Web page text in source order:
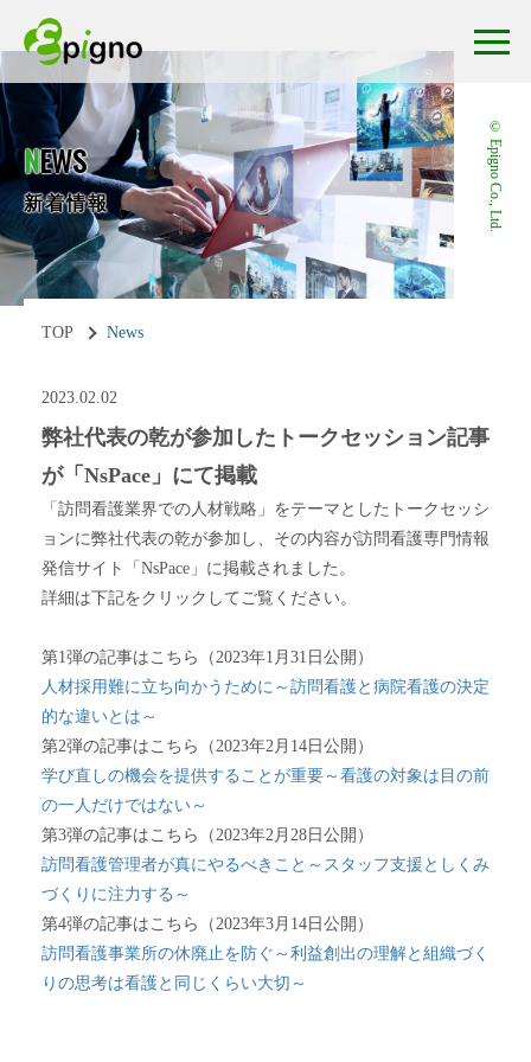
NEWS
新着情報 © Epigno Co., Ltd.
TOP News
2023.02.02
弊社代表の乾が参加したトークセッション記事
が「NsPace」にて掲載
「訪問看護業界での人材戦略」をテーマとしたトークセッシ
ョンに弊社代表の乾が参加し、その内容が訪問看護専門情報
発信サイト「NsPace」に掲載されました。
詳細は下記をクリックしてご覧ください。
第1弾の記事はこちら（2023年1月31日公開）
人材採用難に立ち向かうために～訪問看護と病院看護の決定
的な違いとは～
第2弾の記事はこちら（2023年2月14日公開）
学び直しの機会を提供することが重要～看護の対象は目の前
の一人だけではない～
第3弾の記事はこちら（2023年2月28日公開）
訪問看護管理者が真にやるべきこと～スタッフ支援としくみ
づくりに注力する～
第4弾の記事はこちら（2023年3月14日公開）
訪問看護事業所の休廃止を防ぐ～利益創出の理解と組織づく
りの思考は看護と同じくらい大切～